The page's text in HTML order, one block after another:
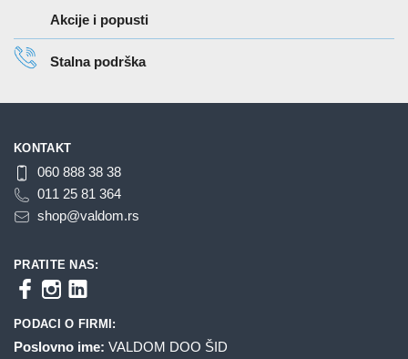
Akcije i popusti
Stalna podrška
KONTAKT
060 888 38 38
011 25 81 364
shop@valdom.rs
PRATITE NAS:
PODACI O FIRMI:
Poslovno ime: VALDOM DOO ŠID